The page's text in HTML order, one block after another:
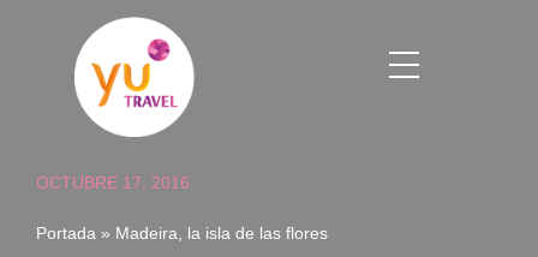
contenido
OCTUBRE 17, 2016
Portada » Madeira, la isla de las flores